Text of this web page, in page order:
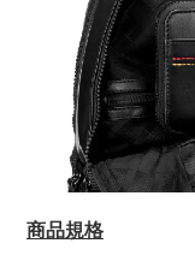
商品規格